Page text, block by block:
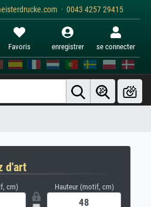
· 0043 4257 29415
Favoris enregistrer se connecter
d'art
cm) Hauteur (motif, cm)